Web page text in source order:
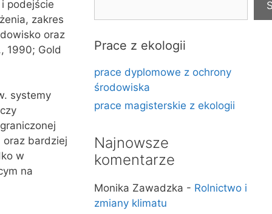
podejście
zakres
oraz
1990; Gold
systemy
oraz bardziej
w
na
Prace z ekologii
prace dyplomowe z ochrony
środowiska
prace magisterskie z ekologii
Najnowsze
komentarze
Monika Zawadzka - Rolnictwo i
zmiany klimatu